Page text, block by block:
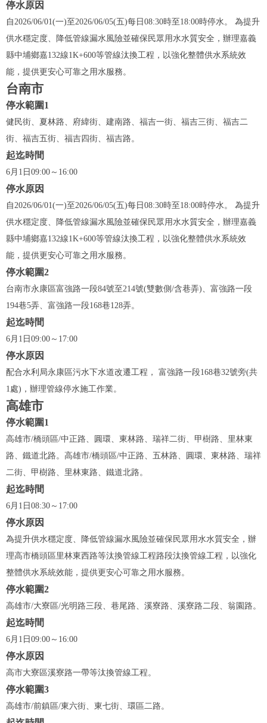
停水原因
自2026/06/01(一)至2026/06/05(五)每日08:30時至18:00時停水。 為提升
供水穩定度、降低管線漏水風險並確保民眾用水水質安全，辦理嘉義
縣中埔鄉嘉132線1K+600等管線汰換工程，以強化整體供水系統效
能，提供更安心可靠之用水服務。
台南市
停水範圍1
健民街、夏林路、府緯街、建南路、福吉一街、福吉三街、福吉二
街、福吉五街、福吉四街、福吉路。
起迄時間
6月1日09:00～16:00
停水原因
自2026/06/01(一)至2026/06/05(五)每日08:30時至18:00時停水。 為提升
供水穩定度、降低管線漏水風險並確保民眾用水水質安全，辦理嘉義
縣中埔鄉嘉132線1K+600等管線汰換工程，以強化整體供水系統效
能，提供更安心可靠之用水服務。
停水範圍2
台南市永康區富強路一段84號至214號(雙數側/含巷弄)、富強路一段
194巷5弄、富強路一段168巷128弄。
起迄時間
6月1日09:00～17:00
停水原因
配合水利局永康區污水下水道改遷工程， 富強路一段168巷32號旁(共
1處)，辦理管線停水施工作業。
高雄市
停水範圍1
高雄市/橋頭區/中正路、圓環、東林路、瑞祥二街、甲樹路、里林東
路、鐵道北路。高雄市/橋頭區/中正路、五林路、圓環、東林路、瑞祥
二街、甲樹路、里林東路、鐵道北路。
起迄時間
6月1日08:30～17:00
停水原因
為提升供水穩定度、降低管線漏水風險並確保民眾用水水質安全，辦
理高市橋頭區里林東西路等汰換管線工程路段汰換管線工程，以強化
整體供水系統效能，提供更安心可靠之用水服務。
停水範圍2
高雄市/大寮區/光明路三段、巷尾路、溪寮路、溪寮路二段、翁園路。
起迄時間
6月1日09:00～16:00
停水原因
高市大寮區溪寮路一帶等汰換管線工程。
停水範圍3
高雄市/前鎮區/東六街、東七街、環區二路。